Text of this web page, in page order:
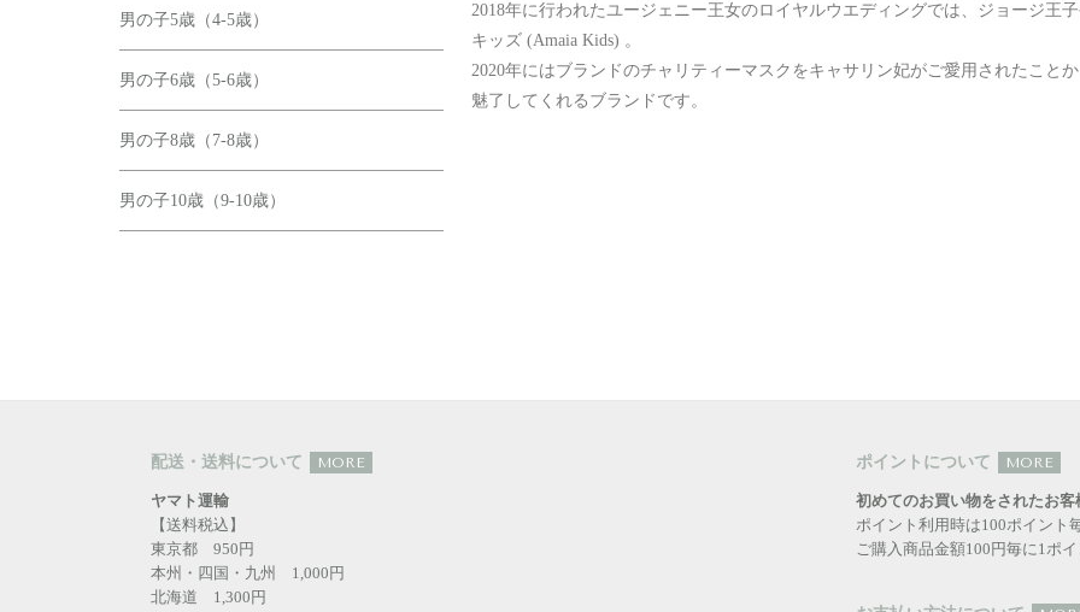
2018年に行われたユージェニー王女のロイヤルウエディングでは、ジョージ王
キッズ (Amaia Kids) 。
2020年にはブランドのチャリティーマスクをキャサリン妃がご愛用されたこと
魅了してくれるブランドです。
男の子5歳（4-5歳）
男の子6歳（5-6歳）
男の子8歳（7-8歳）
男の子10歳（9-10歳）
配送・送料について MORE
ヤマト運輸
【送料税込】
東京都 950円
本州・四国・九州 1,000円
北海道 1,300円
ポイントについて MORE
初めてのお買い物をされたお
ポイント利用時は100ポイント
ご購入商品金額100円毎に1ポ